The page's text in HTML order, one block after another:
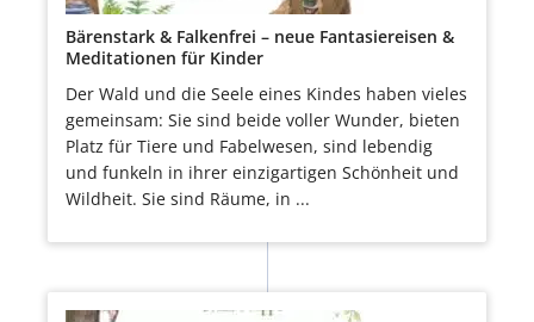
Bärenstark & Falkenfrei – neue Fantasiereisen &
Meditationen für Kinder
Der Wald und die Seele eines Kindes haben vieles
gemeinsam: Sie sind beide voller Wunder, bieten
Platz für Tiere und Fabelwesen, sind lebendig
und funkeln in ihrer einzigartigen Schönheit und
Wildheit. Sie sind Räume, in ...